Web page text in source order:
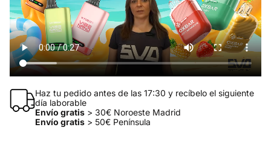
Haz tu pedido antes de las 17:30 y recíbelo el siguiente
día laborable
Envío gratis> 30€ Noroeste Madrid
Envío gratis> 50€ Península